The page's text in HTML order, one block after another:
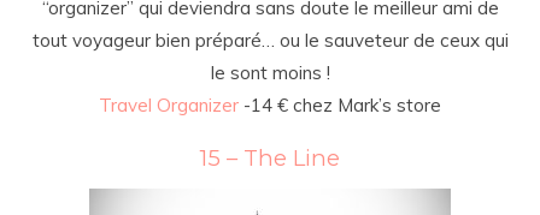
“organizer” qui deviendra sans doute le meilleur ami de
tout voyageur bien préparé… ou le sauveteur de ceux qui
le sont moins !
Travel Organizer -14 € chez Mark’s store
15 – The Line